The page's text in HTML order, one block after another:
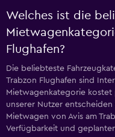
Welches ist die
Flughafen?
Die beliebteste
Trabzon Flughafen sind
Mietwagenkategorie kostet
unserer Nutzer
Mietwagen von Avis am
Verfügbarkeit und